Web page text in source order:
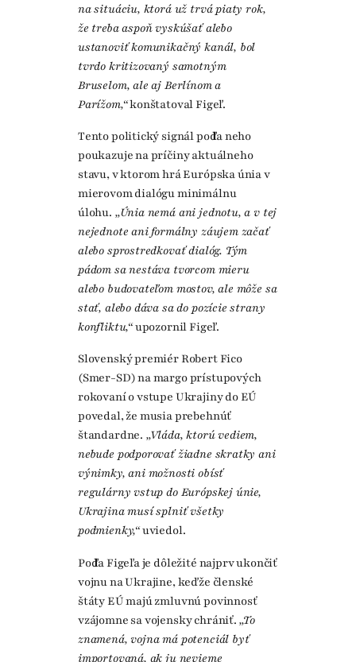
na situáciu, ktorá už trvá piaty rok,
že treba aspoň vyskúšať alebo
ustanoviť komunikačný kanál, bol
tvrdo kritizovaný samotným
Bruselom, ale aj Berlínom a
Parížom,“konštatoval Figeľ.
Tento politický signál podľa neho
poukazuje na príčiny aktuálneho
stavu, v ktorom hrá Európska únia v
mierovom dialógu minimálnu
úlohu. „Únia nemá ani jednotu, a v tej
nejednote ani formálny záujem začať
alebo sprostredkovať dialóg. Tým
pádom sa nestáva tvorcom mieru
alebo budovateľom mostov, ale môže sa
stať, alebo dáva sa do pozície strany
konfliktu,“upozornil Figeľ.
Slovenský premiér Robert Fico
(Smer-SD) na margo prístupových
rokovaní o vstupe Ukrajiny do EÚ
povedal, že musia prebehnúť
štandardne. „Vláda, ktorú vediem,
nebude podporovať žiadne skratky ani
výnimky, ani možnosti obísť
regulárny vstup do Európskej únie,
Ukrajina musí splniť všetky
podmienky,“uviedol.
Podľa Figeľa je dôležité najprv ukončiť
vojnu na Ukrajine, keďže členské
štáty EÚ majú zmluvnú povinnosť
vzájomne sa vojensky chrániť. „To
znamená, vojna má potenciál byť
importovaná, ak ju nevieme